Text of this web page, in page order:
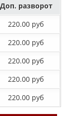
Доп. разворот
220.00 руб
220.00 руб
220.00 руб
220.00 руб
220.00 руб